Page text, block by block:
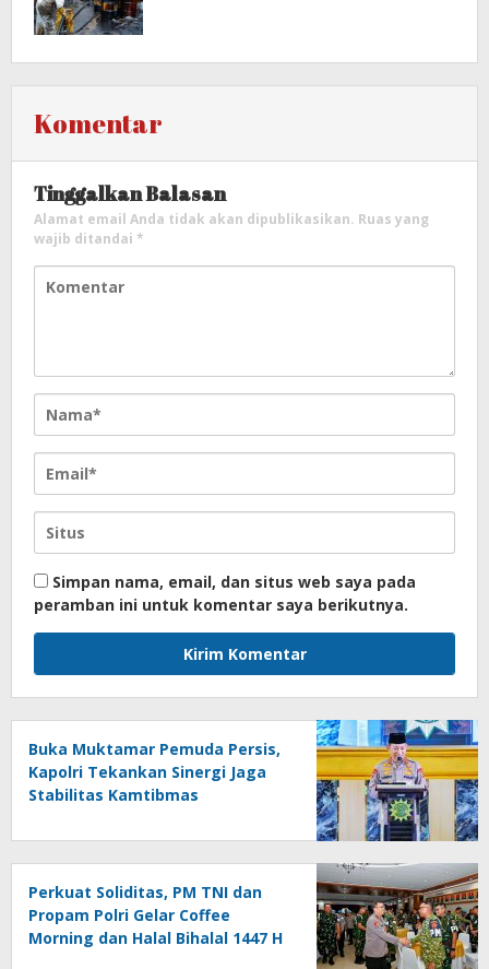
Komentar
Tinggalkan Balasan
Alamat email Anda tidak akan dipublikasikan. Ruas yang
wajib ditandai *
Simpan nama, email, dan situs web saya pada
peramban ini untuk komentar saya berikutnya.
Buka Muktamar Pemuda Persis,
Kapolri Tekankan Sinergi Jaga
Stabilitas Kamtibmas
Perkuat Soliditas, PM TNI dan
Propam Polri Gelar Coffee
Morning dan Halal Bihalal 1447 H